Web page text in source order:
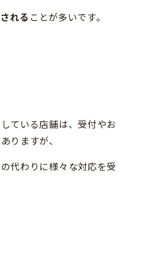
れる ことが多いです。
ている店舗は、受付やお
りますが、
代わりに様々な対応を受